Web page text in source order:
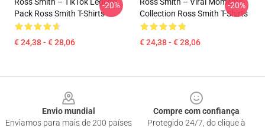
Pack Ross Smith T-Shirts
€ 24,38 - € 28,06
-20%
Collection Ross Smith T-Shirts
€ 24,38 - € 28,06
-20%
Envio mundial
Enviamos para mais de 200 países
Compre com confiança
Protegido 24/7, do clique à